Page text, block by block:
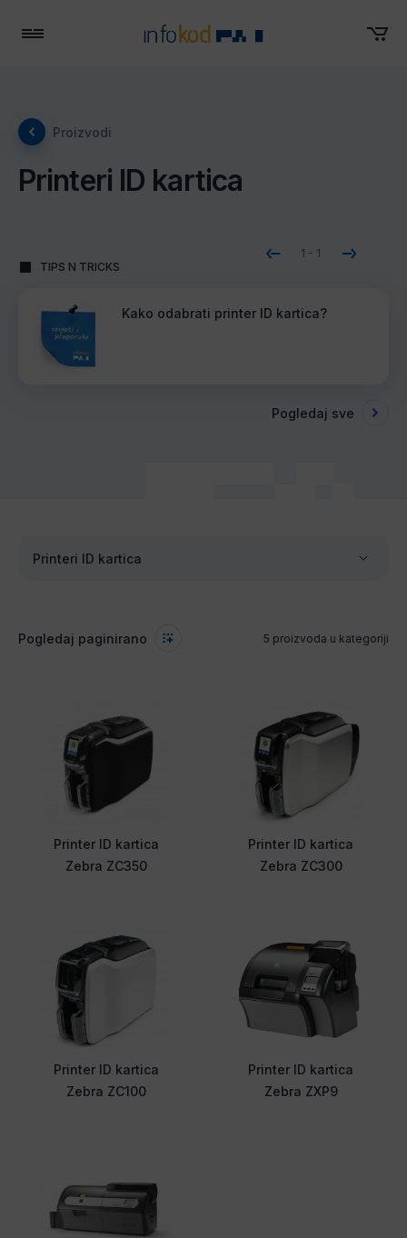
Proizvodi
Printeri ID kartica
TIPS N TRICKS
1 - 1
Kako odabrati printer ID kartica?
Pogledaj sve
Printeri ID kartica
Pogledaj paginirano 5 proizvoda u kategoriji
Printer ID kartica
Zebra ZC350
Printer ID kartica
Zebra ZC300
Printer ID kartica
Zebra ZC100
Printer ID kartica
Zebra ZXP9